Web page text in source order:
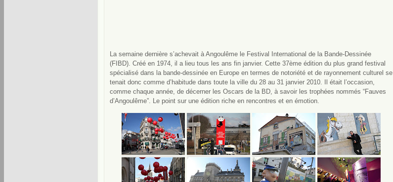
La semaine dernière s’achevait à Angoulême le Festival International de la Bande-Dessinée
(FIBD). Créé en 1974, il a lieu tous les ans fin janvier. Cette 37ème édition du plus grand festival
spécialisé dans la bande-dessinée en Europe en termes de notoriété et de rayonnement culturel se
tenait donc comme d’habitude dans toute la ville du 28 au 31 janvier 2010. Il était l’occasion,
comme chaque année, de décerner les Oscars de la BD, à savoir les trophées nommés “Fauves
d’Angoulême”. Le point sur une édition riche en rencontres et en émotion.